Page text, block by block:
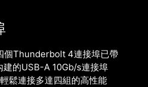
個Thunderbolt 4連接埠已帶
建的USB-A 10Gb/s連接埠
鬆連接多達四組的高性能